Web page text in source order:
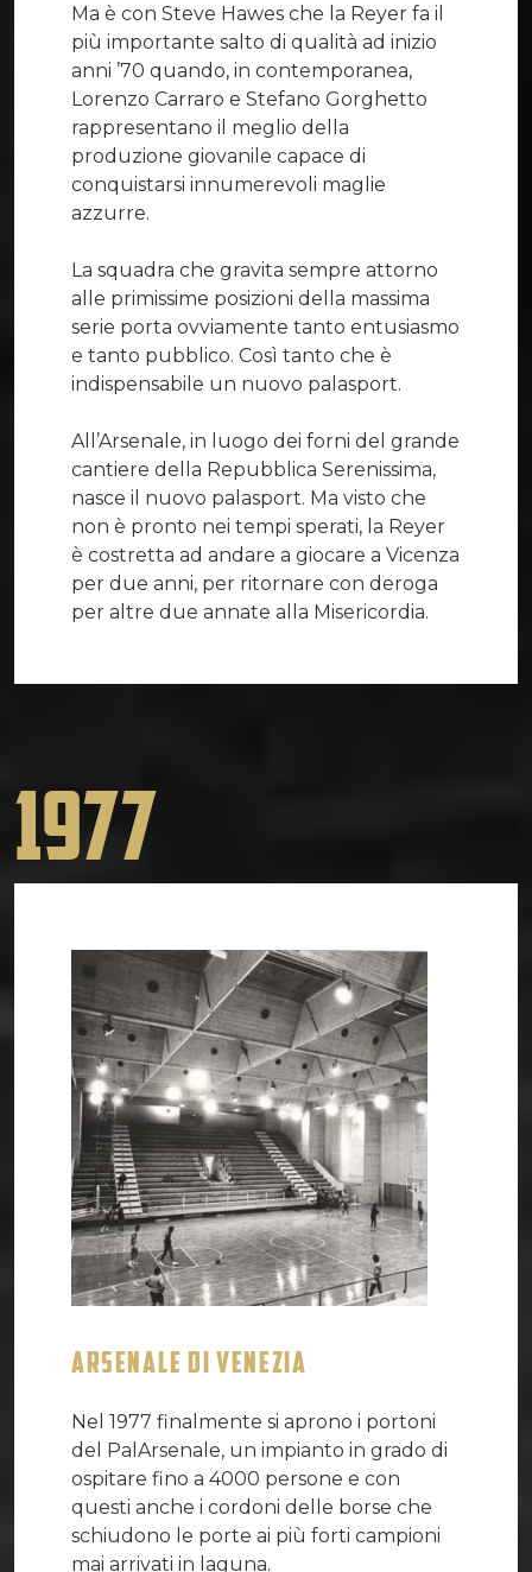
Ma è con Steve Hawes che la Reyer fa il
più importante salto di qualità ad inizio
anni ’70 quando, in contemporanea,
Lorenzo Carraro e Stefano Gorghetto
rappresentano il meglio della
produzione giovanile capace di
conquistarsi innumerevoli maglie
azzurre.
La squadra che gravita sempre attorno
alle primissime posizioni della massima
serie porta ovviamente tanto entusiasmo
e tanto pubblico. Così tanto che è
indispensabile un nuovo palasport.
All’Arsenale, in luogo dei forni del grande
cantiere della Repubblica Serenissima,
nasce il nuovo palasport. Ma visto che
non è pronto nei tempi sperati, la Reyer
è costretta ad andare a giocare a Vicenza
per due anni, per ritornare con deroga
per altre due annate alla Misericordia.
1977
ARSENALE DI VENEZIA
Nel 1977 finalmente si aprono i portoni
del PalArsenale, un impianto in grado di
ospitare fino a 4000 persone e con
questi anche i cordoni delle borse che
schiudono le porte ai più forti campioni
mai arrivati in laguna.